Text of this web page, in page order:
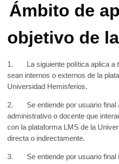
Ámbito de
objetivo de
1. La siguiente política aplica a
sean internos o externos de la
Universidad Hemisferios.
2. Se entiende por usuario final
administrativo o docente que
con la plataforma LMS de la
directa o indirectamente.
3. Se entiende por usuario final